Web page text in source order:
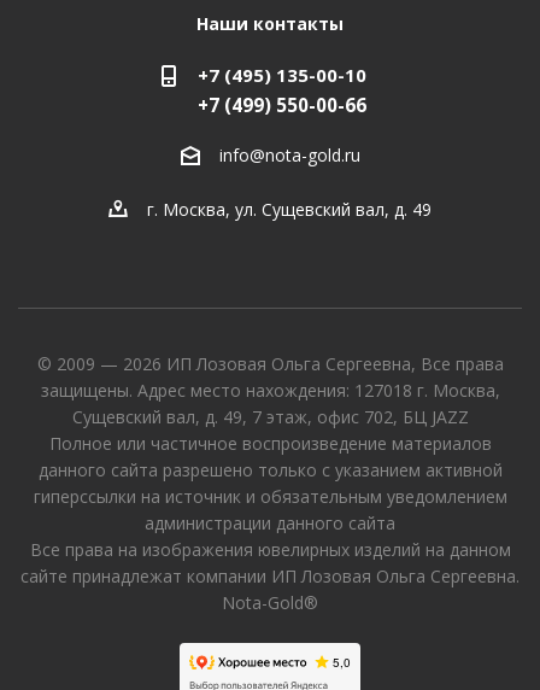
Наши контакты
+7 (495) 135-00-10
+7 (499) 550-00-66
info@nota-gold.ru
г. Москва, ул. Сущевский вал, д. 49
© 2009 — 2026 ИП Лозовая Ольга Сергеевна, Все права
защищены. Адрес место нахождения: 127018 г. Москва,
Сущевский вал, д. 49, 7 этаж, офис 702, БЦ JAZZ
Полное или частичное воспроизведение материалов
данного сайта разрешено только с указанием активной
гиперссылки на источник и обязательным уведомлением
администрации данного сайта
Все права на изображения ювелирных изделий на данном
сайте принадлежат компании ИП Лозовая Ольга Сергеевна.
Nota-Gold®